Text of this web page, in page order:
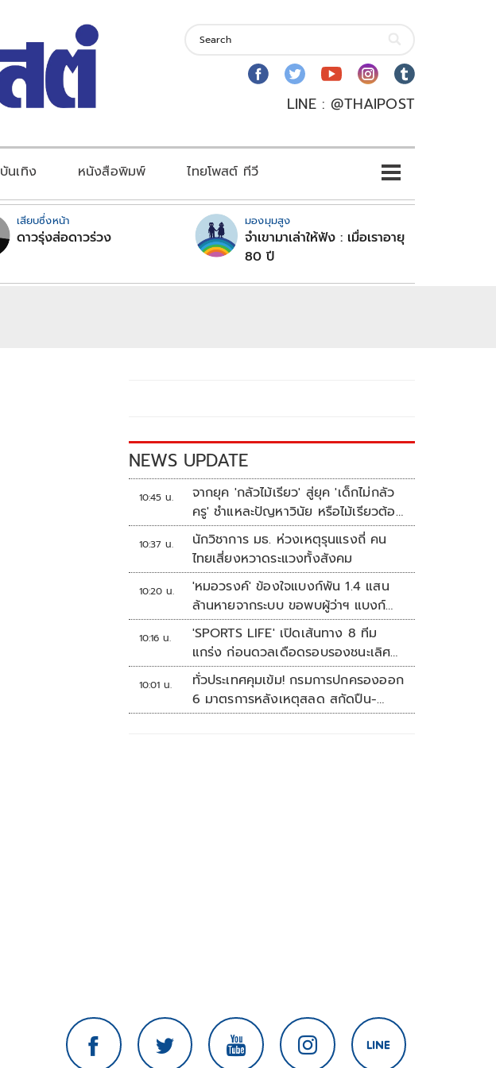
LINE : @THAIPOST
บันเทิง หนังสือพิมพ์ ไทยโพสต์ ทีวี
เสียบซึ่งหน้า
ดาวรุ่งส่อดาวร่วง
มองมุมสูง
จำเขามาเล่าให้ฟัง : เมื่อเราอายุ
80 ปี
NEWS UPDATE
10:45 น.
จากยุค 'กลัวไม้เรียว' สู่ยุค 'เด็กไม่กลัว
ครู' ชำแหละปัญหาวินัย หรือไม้เรียวต้อง
กลับมา?
10:37 น.
นักวิชาการ มธ. ห่วงเหตุรุนแรงถี่ คน
ไทยเสี่ยงหวาดระแวงทั้งสังคม
10:20 น.
'หมอวรงค์' ข้องใจแบงก์พัน 1.4 แสน
ล้านหายจากระบบ ขอพบผู้ว่าฯ แบงก์
ชาติ
10:16 น.
'SPORTS LIFE' เปิดเส้นทาง 8 ทีม
แกร่ง ก่อนดวลเดือดรอบรองชนะเลิศ
ศึก 'วอลเลย์บอลนักเรียน แชมป์
กีฬา 7HD 2026'
10:01 น.
ทั่วประเทศคุมเข้ม! กรมการปกครองออก
6 มาตรการหลังเหตุสลด สกัดปืน-
ป้องกันเลียนแบบ